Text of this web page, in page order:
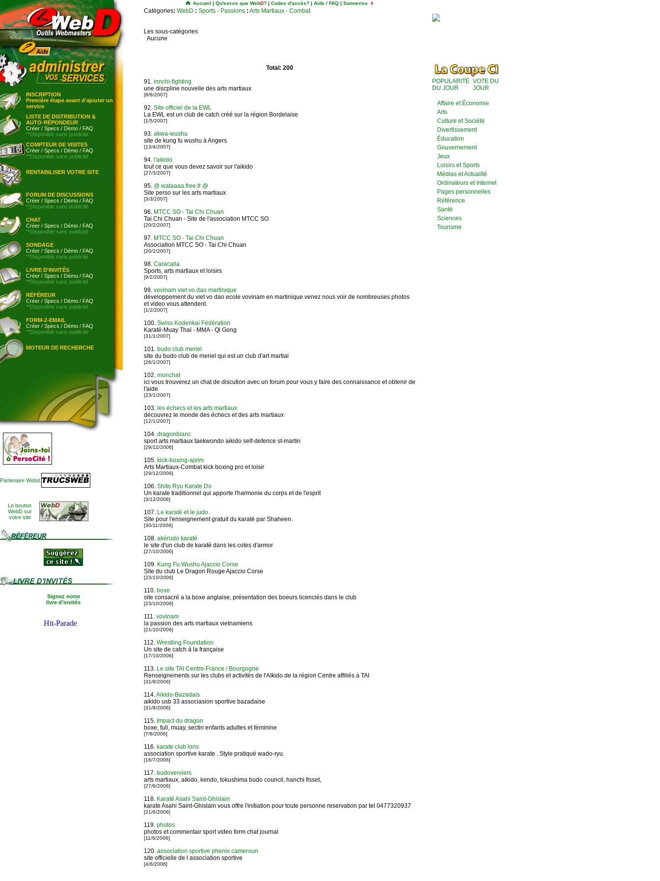
INSCRIPTION
Première étape avant d'ajouter un
service
LISTE DE DISTRIBUTION &
AUTO-RÉPONDEUR
Créer / Specs / Démo / FAQ
**Disponible sans publicité
COMPTEUR DE VISITES
Créer / Specs / Démo / FAQ
**Disponible sans publicité
RENTABILISER VOTRE SITE
FORUM DE DISCUSSIONS
Créer / Specs / Démo / FAQ
**Disponible sans publicité
CHAT
Créer / Specs / Démo / FAQ
**Disponible sans publicité
SONDAGE
Créer / Specs / Démo / FAQ
**Disponible sans publicité
LIVRE D'INVITÉS
Créer / Specs / Démo / FAQ
**Disponible sans publicité
RÉFÉREUR
Créer / Specs / Démo / FAQ
**Disponible sans publicité
FORM-2-EMAIL
Créer / Specs / Démo / FAQ
**Disponible sans publicité
MOTEUR DE RECHERCHE
Partenaire Webd:
Le bouton
WebD sur
votre site
Signez notre
livre d'invités
Accueil | Qu'est-ce que WebD? | Codes d'accès? | Aide / FAQ | Sonneries
Catégories: WebD : Sports - Passions : Arts Martiaux - Combat
Les sous-catégories
Aucune
Total: 200
91. innchi-fighting
une discpline nouvelle des arts martiaux
[8/6/2007]
92. Site officiel de la EWL
La EWL est un club de catch créé sur la région Bordelaise
[1/5/2007]
93. akwa-wushu
site de kung fu wushu à Angers
[13/4/2007]
94. l'aikido
tout ce que vous devez savoir sur l'aikido
[27/3/2007]
95. @ wataaaa.free.fr @
Site perso sur les arts martiaux
[3/3/2007]
96. MTCC SO - Tai Chi Chuan
Tai Chi Chuan - Site de l'association MTCC SO
[20/2/2007]
97. MTCC SO - Tai Chi Chuan
Association MTCC SO - Tai Chi Chuan
[20/2/2007]
98. Caracalla
Sports, arts martiaux et loisirs
[9/2/2007]
99. vovinam viet vo dao martinique
développement du viet vo dao ecole vovinam en martinique.venez nous voir de nombreuses photos
et video vous attendent.
[1/2/2007]
100. Swiss Kodenkai Fédération
Karaté-Muay Thaï - MMA - Qi Gong
[31/1/2007]
101. budo club meriel
site du budo club de meriel qui est un club d'art martial
[26/1/2007]
102. monchat
ici vous trouverez un chat de discution avec un forum pour vous y faire des connaissance et obtenir de
l'aide
[23/1/2007]
103. les échecs et les arts martiaux
découvrez le monde des échecs et des arts martiaux
[12/1/2007]
104. dragonblanc
sport arts martiaux taekwondo aikido self-defence st-martin
[29/12/2006]
105. kick-boxing-ajslm
Arts Martiaux-Combat kick boxing pro et loisir
[29/12/2006]
106. Shito Ryu Karate Do
Un karate traditionnel qui apporte l'harmonie du corps et de l'esprit
[3/12/2006]
107. Le karaté et le judo.
Site pour l'enseignement gratuit du karaté par Shaheen.
[30/11/2006]
108. akérudo karaté
le site d'un club de karaté dans les cotes d'armor
[27/10/2006]
109. Kung Fu Wushu Ajaccio Corse
Site du club Le Dragon Rouge Ajaccio Corse
[23/10/2006]
110. boxe
site consacré a la boxe anglaise, présentation des boeurs licenciés dans le club
[23/10/2006]
111. vovinam
la passion des arts martiaux vietnamiens
[21/10/2006]
112. Wrestling Foundation
Un site de catch à la française
[17/10/2006]
113. Le site TAI Centre-France / Bourgogne
Renseignements sur les clubs et activités de l'Aïkido de la région Centre affiliés à TAI
[31/8/2006]
114.Aikido-Bazadais
aikido usb 33 associasion sportive bazadaise
[31/8/2006]
115. Impact du dragon
boxe, full, muay, sectin enfants adultes et féminine
[7/8/2006]
116. karate club lons
association sportive karate . Style pratiqué wado-ryu.
[16/7/2006]
117. budoverviers
arts martiaux, aikido, kendo, tokushima budo council, hanchi fisset,
[27/6/2006]
118. Karaté Asahi Saint-Ghislain
karate Asahi Saint-Ghislain vous offre l'initiation pour toute personne reservation par tel 0477320937
[21/6/2006]
119. photos
photos et commentair sport video form chat journal
[11/6/2006]
120. association sportive phenix cameroun
site officielle de l association sportive
[4/6/2006]
POPULARITÉ
DU JOUR
VOTE DU
JOUR
Affaire et Économie
Arts
Culture et Société
Divertissement
Éducation
Gouvernement
Jeux
Loisirs et Sports
Médias et Actualité
Ordinateurs et Internet
Pages personnelles
Référence
Santé
Sciences
Tourisme